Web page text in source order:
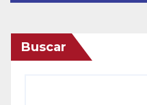
Buscar